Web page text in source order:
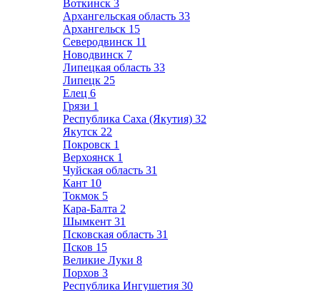
Воткинск 3
Архангельская область 33
Архангельск 15
Северодвинск 11
Новодвинск 7
Липецкая область 33
Липецк 25
Елец 6
Грязи 1
Республика Саха (Якутия) 32
Якутск 22
Покровск 1
Верхоянск 1
Чуйская область 31
Кант 10
Токмок 5
Кара-Балта 2
Шымкент 31
Псковская область 31
Псков 15
Великие Луки 8
Порхов 3
Республика Ингушетия 30